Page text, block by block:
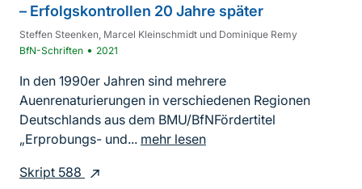
– Erfolgskontrollen 20 Jahre später
Steffen Steenken, Marcel Kleinschmidt und Dominique Remy
BfN-Schriften • 2021
In den 1990er Jahren sind mehrere
Auenrenaturierungen in verschiedenen Regionen
Deutschlands aus dem BMU/BfNFördertitel
„Erprobungs- und... mehr lesen
Skript 588